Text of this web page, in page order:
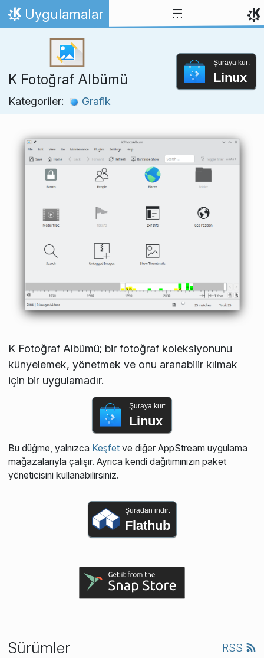
İçeriğe atla
Ana Sayfa
Uygulamalar
K Fotoğraf Albümü
Kategoriler: Grafik
Şuraya kur:
Linux
K Fotoğraf Albümü; bir fotoğraf koleksiyonunu
künyelemek, yönetmek ve onu aranabilir kılmak
için bir uygulamadır.
Şuraya kur:
Linux
Bu düğme, yalnızca Keşfetve diğer AppStream uygulama
mağazalarıyla çalışır. Ayrıca kendi dağıtımınızın paket
yöneticisini kullanabilirsiniz.
Şuradan indir:
Flathub
Sürümler RSS